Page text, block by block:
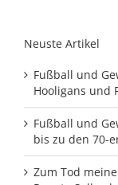
Neuste Artikel
Fußball und
Hooligans und
Fußball und
bis zu den 70-
Zum Tod